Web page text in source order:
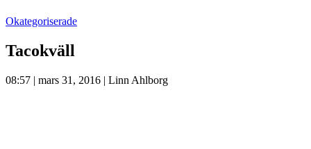
Okategoriserade
Tacokväll
08:57 | mars 31, 2016 | Linn Ahlborg